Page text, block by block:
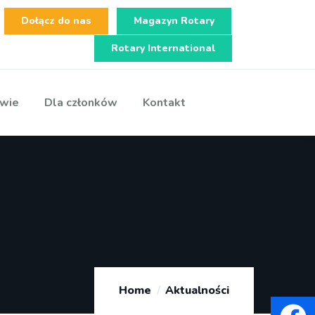
Dołącz do nas Magazyn Rotary
Rotary International
Dla członków Kontakt
Home Aktualności